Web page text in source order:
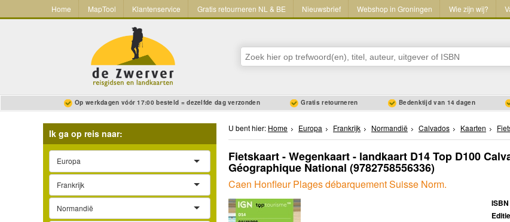
Home MapTool Klantenservice Gratis retourneren NL & BE Nieuwsbrief Webshop in Groningen Wie zijn wij?
Op werkdagen vóór 17:00 besteld = dezelfde dag verzonden Gratis retourneren Bedenktijd van 14 dagen
Ik ga op reis naar:
Europa
Frankrijk
Normandië
U bent hier: Home Europa Frankrijk Normandië Calvados Kaarten
Fietskaart - Wegenkaart - landkaart D14 Top D100
Géographique National (9782758556336)
Caen Honfleur Plages débarquement Suisse Norm.